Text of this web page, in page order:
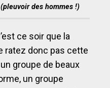
des hommes !)
ce soir que la
ratez donc pas cette
groupe de beaux
un groupe